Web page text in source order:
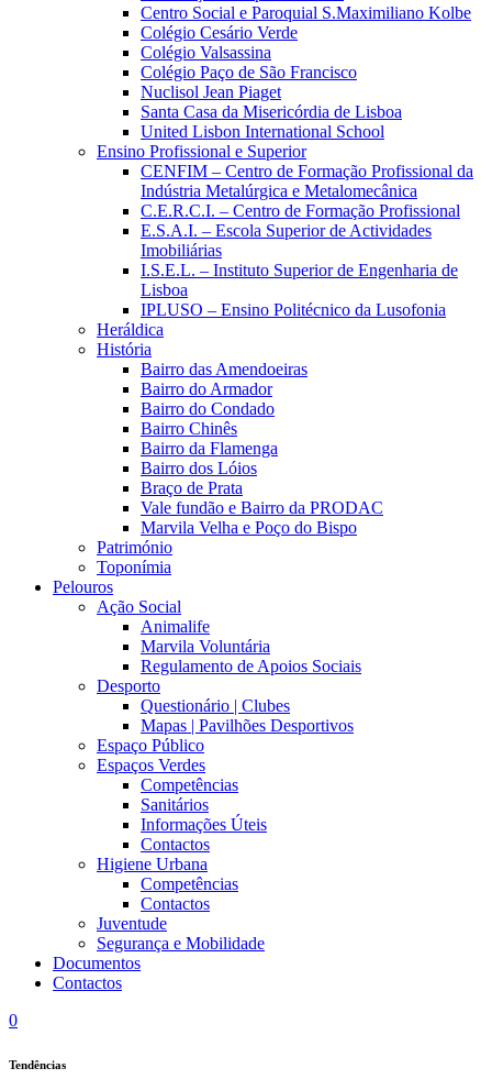
Centro Social e Paroquial S.Maximiliano Kolbe
Colégio Cesário Verde
Colégio Valsassina
Colégio Paço de São Francisco
Nuclisol Jean Piaget
Santa Casa da Misericórdia de Lisboa
United Lisbon International School
Ensino Profissional e Superior
CENFIM – Centro de Formação Profissional da
Indústria Metalúrgica e Metalomecânica
C.E.R.C.I. – Centro de Formação Profissional
E.S.A.I. – Escola Superior de Actividades
Imobiliárias
I.S.E.L. – Instituto Superior de Engenharia de
Lisboa
IPLUSO – Ensino Politécnico da Lusofonia
Heráldica
História
Bairro das Amendoeiras
Bairro do Armador
Bairro do Condado
Bairro Chinês
Bairro da Flamenga
Bairro dos Lóios
Braço de Prata
Vale fundão e Bairro da PRODAC
Marvila Velha e Poço do Bispo
Património
Toponímia
Pelouros
Ação Social
Animalife
Marvila Voluntária
Regulamento de Apoios Sociais
Desporto
Questionário | Clubes
Mapas | Pavilhões Desportivos
Espaço Público
Espaços Verdes
Competências
Sanitários
Informações Úteis
Contactos
Higiene Urbana
Competências
Contactos
Juventude
Segurança e Mobilidade
Documentos
Contactos
0
Tendências